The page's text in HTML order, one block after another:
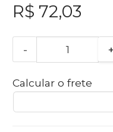
R$ 72,03
- +
Calcular o frete